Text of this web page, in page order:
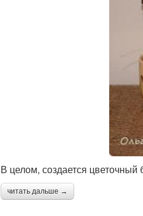
В целом, создается
читать дальше →